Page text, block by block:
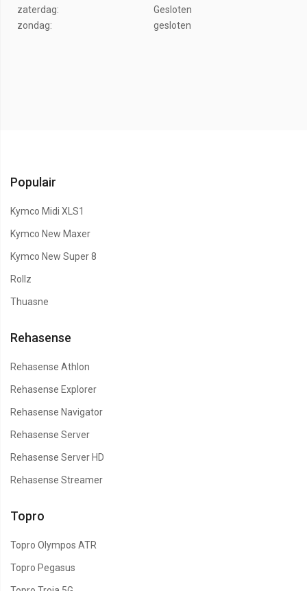
zaterdag:
Gesloten
zondag:
gesloten
Populair
Kymco Midi XLS1
Kymco New Maxer
Kymco New Super 8
Rollz
Thuasne
Rehasense
Rehasense Athlon
Rehasense Explorer
Rehasense Navigator
Rehasense Server
Rehasense Server HD
Rehasense Streamer
Topro
Topro Olympos ATR
Topro Pegasus